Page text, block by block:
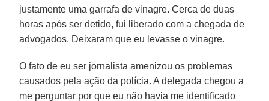
justamente uma garrafa de vinagre. Cerca de duas
horas após ser detido, fui liberado com a chegada de
advogados. Deixaram que eu levasse o vinagre.
O fato de eu ser jornalista amenizou os problemas
causados pela ação da polícia. A delegada chegou a
me perguntar por que eu não havia me identificado